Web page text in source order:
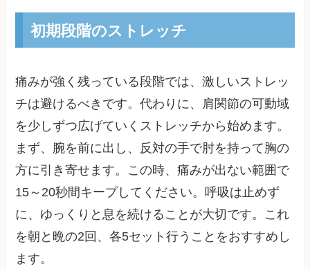
初期段階のストレッチ
痛みが強く残っている段階では、激しいストレッ
チは避けるべきです。代わりに、肩関節の可動域
を少しずつ広げていくストレッチから始めます。
まず、腕を前に出し、反対の手で肘を持って胸の
方に引き寄せます。この時、痛みが出ない範囲で
15～20秒間キープしてください。呼吸は止めず
に、ゆっくりと息を続けることが大切です。これ
を朝と晩の2回、各5セット行うことをおすすめし
ます。